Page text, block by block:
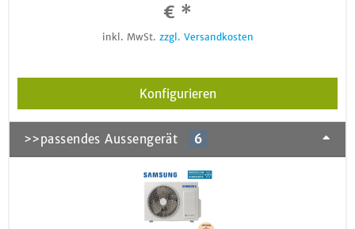
€ *
inkl. MwSt. zzgl. Versandkosten
Konfigurieren
>>passendes Aussengerät 6